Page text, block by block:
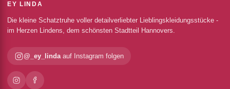
EY LINDA
Die kleine Schatztruhe voller detailverliebter Lieblingskleidungsstücke -
im Herzen Lindens, dem schönsten Stadtteil Hannovers.
@_ey_lindaauf Instagram folgen